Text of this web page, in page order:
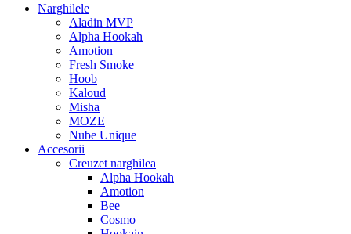
Narghilele
Aladin MVP
Alpha Hookah
Amotion
Fresh Smoke
Hoob
Kaloud
Misha
MOZE
Nube Unique
Accesorii
Creuzet narghilea
Alpha Hookah
Amotion
Bee
Cosmo